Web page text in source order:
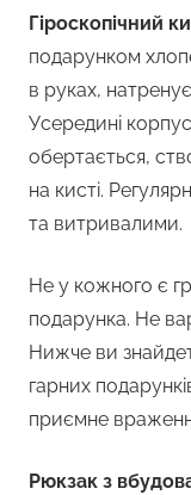
Гіроскопічний
подарунком
в руках,
Усередині
обертається,
на кисті.
та витривалими.
Не у кожного є
подарунка. Не
Нижче ви
гарних
приємне
Рюкзак з